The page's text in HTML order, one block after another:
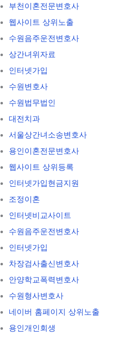
부천이혼전문변호사
웹사이트 상위노출
수원음주운전변호사
상간녀위자료
인터넷가입
수원변호사
수원법무법인
대전치과
서울상간녀소송변호사
용인이혼전문변호사
웹사이트 상위등록
인터넷가입현금지원
조정이혼
인터넷비교사이트
수원음주운전변호사
인터넷가입
차장검사출신변호사
안양학교폭력변호사
수원형사변호사
네이버 홈페이지 상위노출
용인개인회생